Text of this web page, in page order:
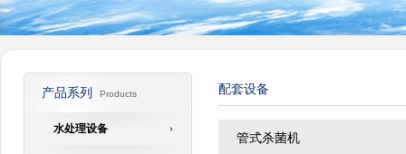
产品系列 Products
水处理设备
配套设备
管式杀菌机